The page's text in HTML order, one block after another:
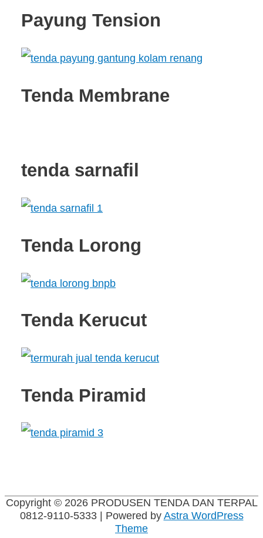
Payung Tension
Tenda Membrane
tenda sarnafil
Tenda Lorong
Tenda Kerucut
Tenda Piramid
Copyright © 2026 PRODUSEN TENDA DAN TERPAL
0812-9110-5333| Powered byAstra WordPress
Theme